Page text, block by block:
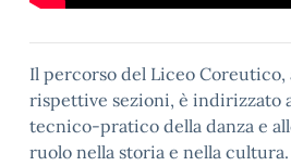
Il percorso del Liceo
rispettive sezioni, è indirizzato
tecnico-pratico della danza e
ruolo nella storia e nella